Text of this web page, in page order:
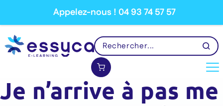
Appelez-nous ! 04 93 74 57 57
Je n’arrive à pas me